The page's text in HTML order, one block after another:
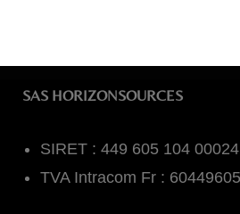
SAS HORIZONSOURCES
SIRET : 449 605 104 00024
TVA Intracom Fr :